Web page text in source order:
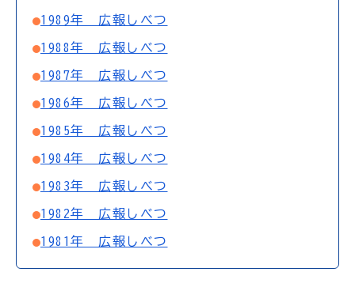
1989年 広報しべつ
1988年 広報しべつ
1987年 広報しべつ
1986年 広報しべつ
1985年 広報しべつ
1984年 広報しべつ
1983年 広報しべつ
1982年 広報しべつ
1981年 広報しべつ